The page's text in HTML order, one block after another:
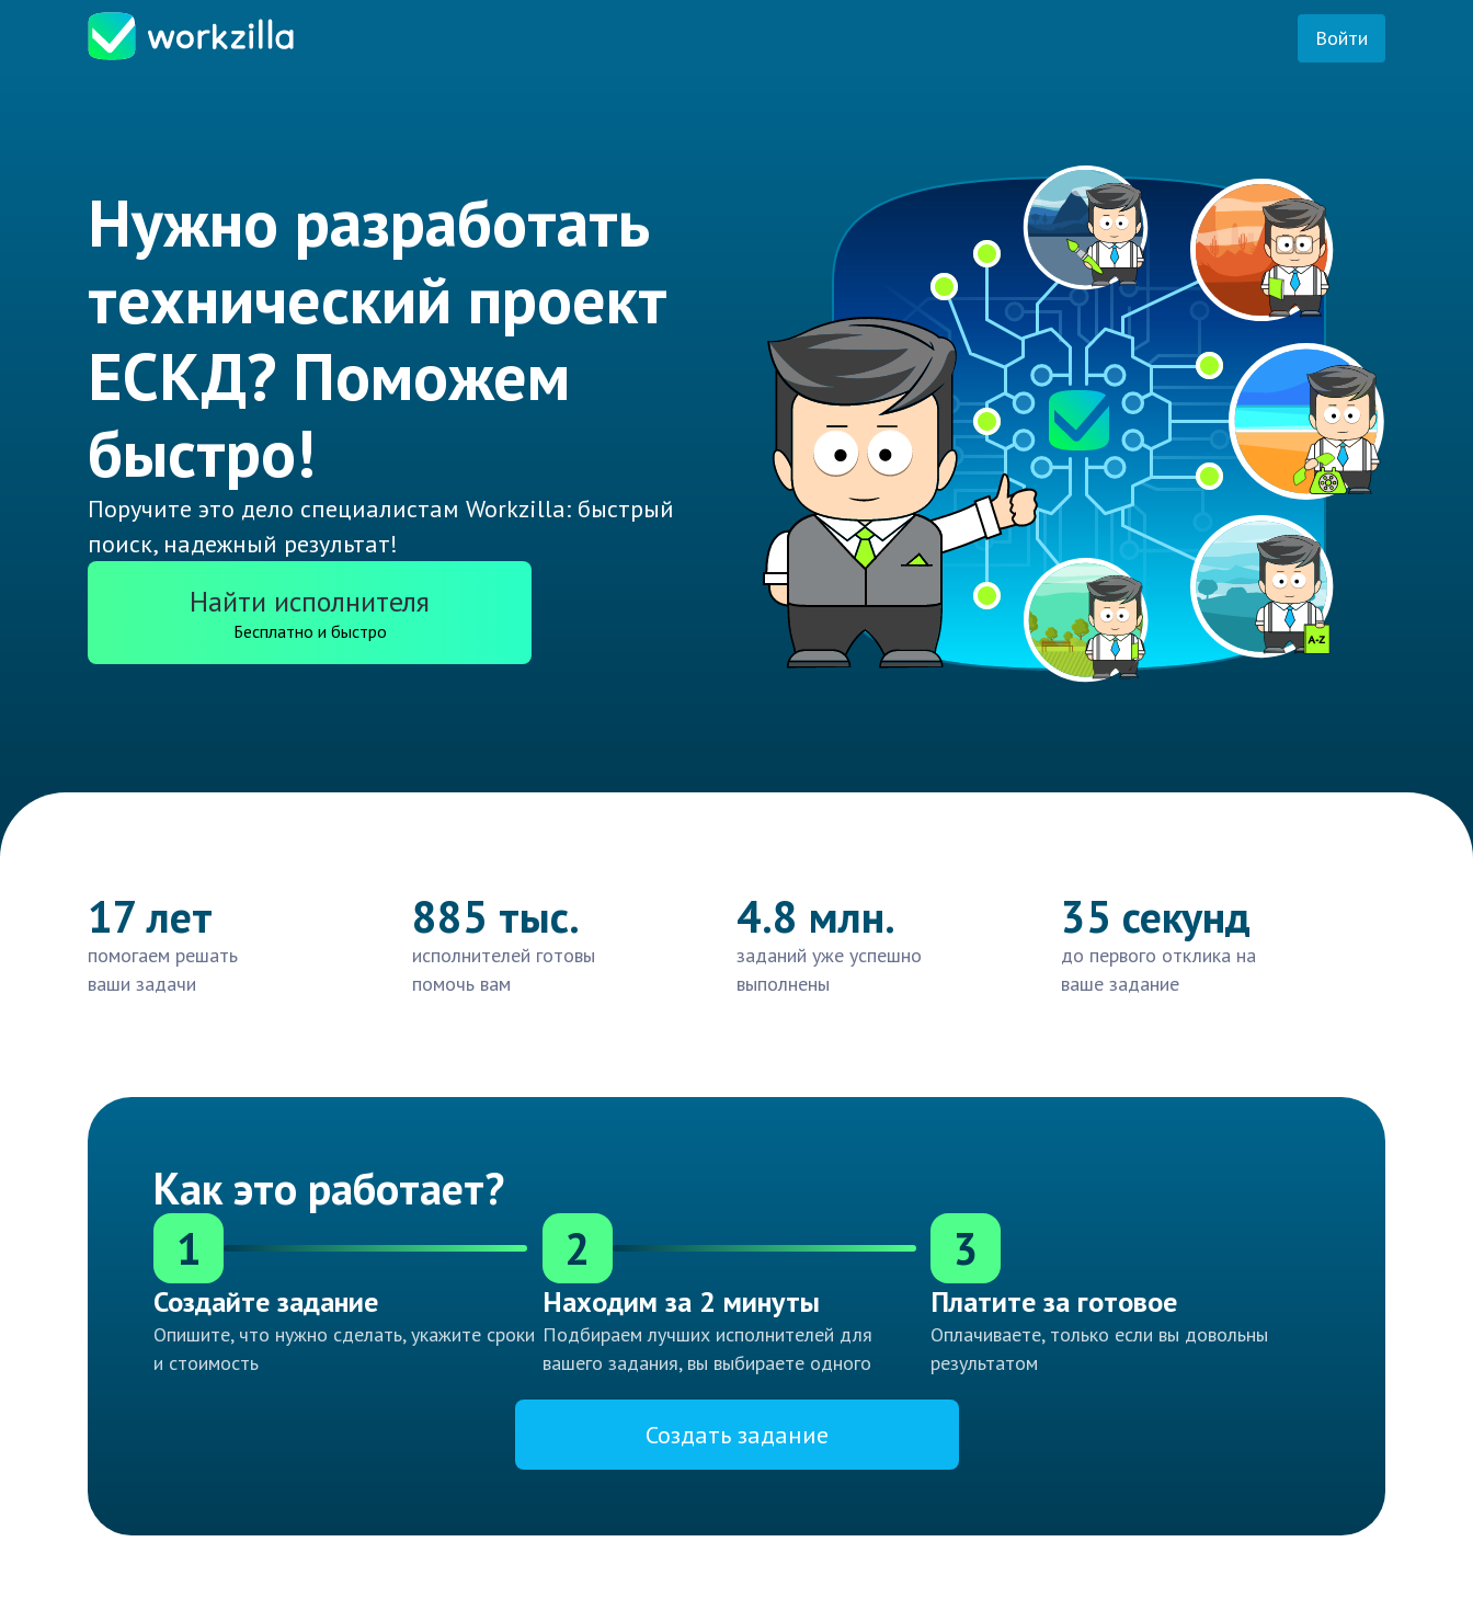
Войти
Нужно разработать
технический проект
ЕСКД? Поможем
быстро!
Поручите это дело специалистам Workzilla: быстрый
поиск, надежный результат!
Найти исполнителя
Бесплатно и быстро
17 лет
помогаем решать
ваши задачи
885 тыс.
исполнителей готовы
помочь вам
4.8 млн.
заданий уже успешно
выполнены
35 секунд
до первого отклика на
ваше задание
Как это работает?
1
Создайте задание
Опишите, что нужно сделать, укажите сроки
и стоимость
2
Находим за 2 минуты
Подбираем лучших исполнителей для
вашего задания, вы выбираете одного
3
Платите за готовое
Оплачиваете, только если вы довольны
результатом
Создать задание